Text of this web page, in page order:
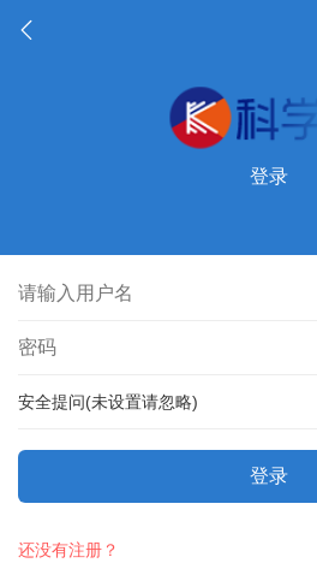
登录
安全提问(未设置请忽略)
登录
还没有注册？